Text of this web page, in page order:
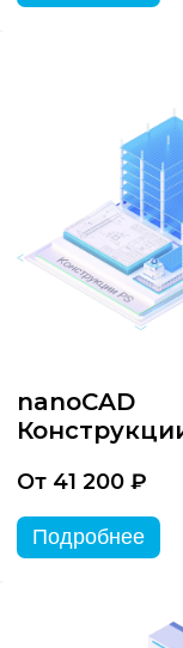
nanoCAD
От 41 200 ₽
Подробнее